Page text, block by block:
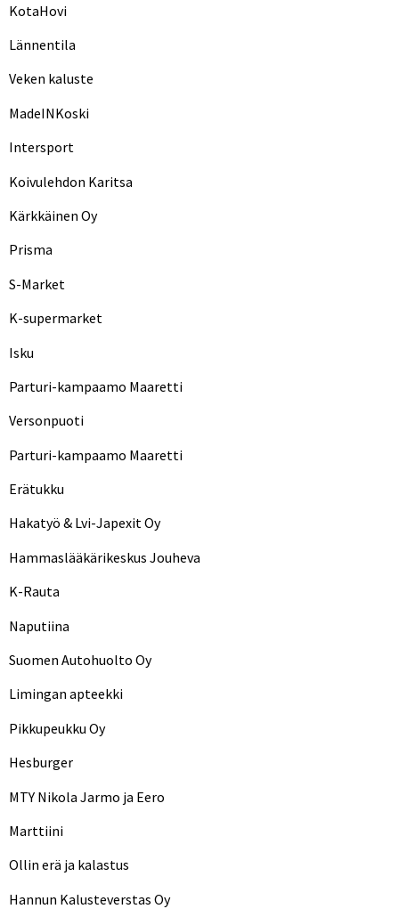
KotaHovi
Lännentila
Veken kaluste
MadeINKoski
Intersport
Koivulehdon Karitsa
Kärkkäinen Oy
Prisma
S-Market
K-supermarket
Isku
Parturi-kampaamo Maaretti
Versonpuoti
Parturi-kampaamo Maaretti
Erätukku
Hakatyö & Lvi-Japexit Oy
Hammaslääkärikeskus Jouheva
K-Rauta
Naputiina
Suomen Autohuolto Oy
Limingan apteekki
Pikkupeukku Oy
Hesburger
MTY Nikola Jarmo ja Eero
Marttiini
Ollin erä ja kalastus
Hannun Kalusteverstas Oy